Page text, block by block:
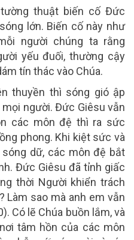
thuật biến cố Đức
lớn. Biến cố này như
người chúng ta rằng
yếu đuối, thường cậy
tín thác vào Chúa.
thuyền thì sóng gió ập
người. Đức Giêsu vẫn
các môn đệ thì ra sức
phong. Khi kiệt sức và
dữ, các môn đệ bắt
Đức Giêsu đã tỉnh giấc
thời Người khiển trách
Làm sao mà anh em vẫn
Có lẽ Chúa buồn lắm, và
tâm hồn của các môn